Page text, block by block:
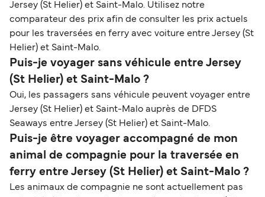
Jersey (St Helier) et Saint-Malo. Utilisez notre
comparateur des prix afin de consulter les prix actuels
pour les traversées en ferry avec voiture entre Jersey (St
Helier) et Saint-Malo.
Puis-je voyager sans véhicule entre Jersey
(St Helier) et Saint-Malo ?
Oui, les passagers sans véhicule peuvent voyager entre
Jersey (St Helier) et Saint-Malo auprès de DFDS
Seaways entre Jersey (St Helier) et Saint-Malo.
Puis-je être voyager accompagné de mon
animal de compagnie pour la traversée en
ferry entre Jersey (St Helier) et Saint-Malo ?
Les animaux de compagnie ne sont actuellement pas